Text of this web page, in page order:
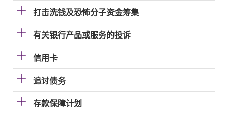
打击洗钱及恐怖分子资金筹集
有关银行产品或服务的投诉
信用卡
追讨债务
存款保障计划